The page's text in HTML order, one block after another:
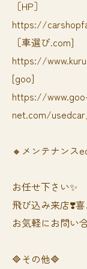
［HP］
https://
［車選び.com]
https://
[goo]
https://
net.com/
🔸メンテナンス
お任せ下さい✨
飛び込み来店❣️喜
お気軽にお問い
🔷その他🔷